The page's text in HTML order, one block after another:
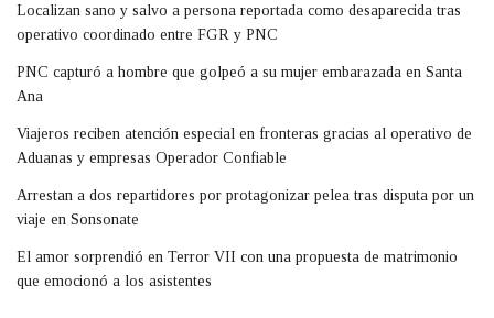
Localizan sano y salvo a persona reportada como desaparecida tras
operativo coordinado entre FGR y PNC
PNC capturó a hombre que golpeó a su mujer embarazada en Santa
Ana
Viajeros reciben atención especial en fronteras gracias al operativo de
Aduanas y empresas Operador Confiable
Arrestan a dos repartidores por protagonizar pelea tras disputa por un
viaje en Sonsonate
El amor sorprendió en Terror VII con una propuesta de matrimonio
que emocionó a los asistentes